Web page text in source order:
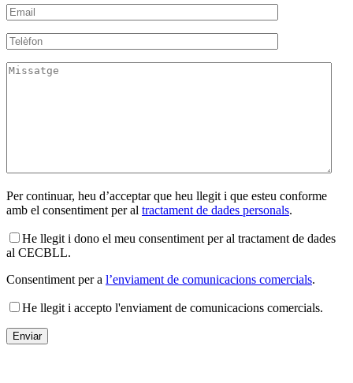
Per continuar, heu d’acceptar que heu llegit i que esteu conforme
amb el consentiment per al tractament de dades personals.
He llegit i dono el meu consentiment per al tractament de dades
al CECBLL.
Consentiment per a l’enviament de comunicacions comercials.
He llegit i accepto l'enviament de comunicacions comercials.